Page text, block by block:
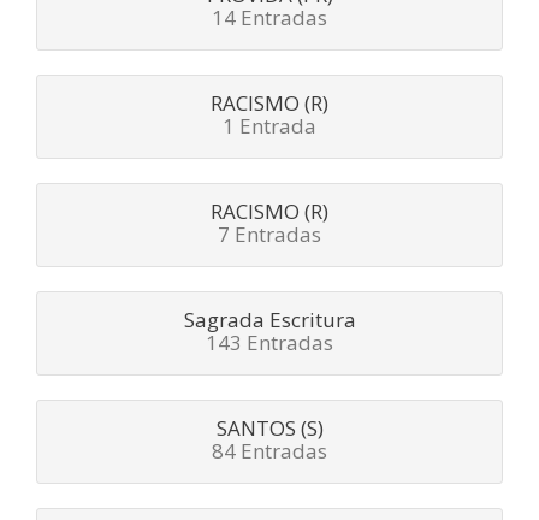
14 Entradas
RACISMO (R)
1 Entrada
RACISMO (R)
7 Entradas
Sagrada Escritura
143 Entradas
SANTOS (S)
84 Entradas